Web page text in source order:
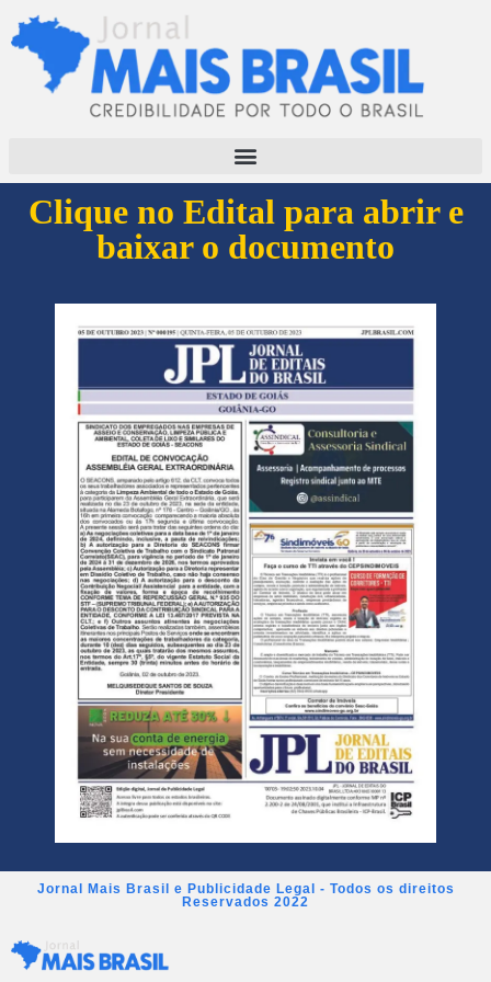
Clique no Edital para abrir e
baixar o documento
Jornal Mais Brasil e Publicidade Legal - Todos os direitos
Reservados 2022